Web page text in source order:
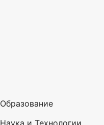
Образование
Наука и Технологии